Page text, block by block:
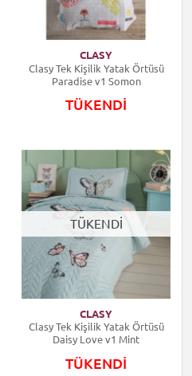
CLASY
Clasy Tek Kişilik Yatak Örtüsü
Paradise v1 Somon
TÜKENDİ
TÜKENDİ
CLASY
Clasy Tek Kişilik Yatak Örtüsü
Daisy Love v1 Mint
TÜKENDİ